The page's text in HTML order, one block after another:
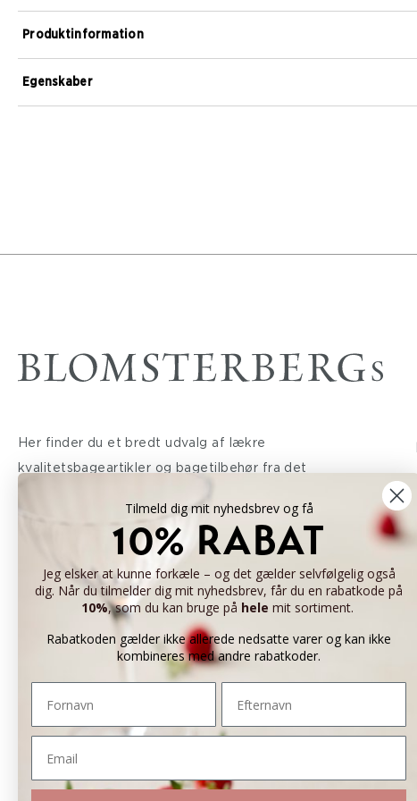
Egenskaber
Produktinformation
Her finder du et bredt udvalg af lækre
kvalitetsbageartikler og bagetilbehør fra det
salte køkken. Alle produkterne er afprøvet og valgt af
Mette Blomsterberg og hendes team. Mette
Blomsterberg er iværksætter og faglært konditor, som
mange af os kender fra ”Det søde liv”, ”Den store
bagedyst”, ”Price Blomsterberg” m.fl. Mette er et utrolig
passioneret menneske, som har sendt appetit rundt i
danskerenes stuer, hvor hun i årevis har delt ud af sin
Tilmeld dig mit nyhedsbrev og få
10% RABAT
Jeg elsker at kunne forkæle – og det gælder selvfølgelig også
dig. Når du tilmelder dig mit nyhedsbrev, får du en rabatkode på
10%, som du kan bruge på hele mit sortiment.
Rabatkoden gælder ikke allerede nedsatte varer og kan ikke
kombineres med andre rabatkoder.